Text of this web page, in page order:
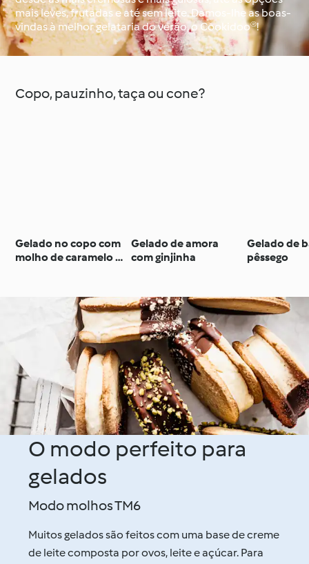
À volta do mundo com
o Cookidoo®
Aprenda com o
Cookidoo®
mais leves, frutadas e até sem leite. Damos-lhe as boas-
vindas à melhor gelataria do verão, o Cookidoo®!
Copo, pauzinho, taça ou cone?
Gelado no copo com
molho de caramelo e
Gelado de amora
com ginjinha
Gelado de
pêssego
O modo perfeito para
gelados
Modo molhos TM6
Muitos gelados são feitos com uma base de creme
de leite composta por ovos, leite e açúcar. Para